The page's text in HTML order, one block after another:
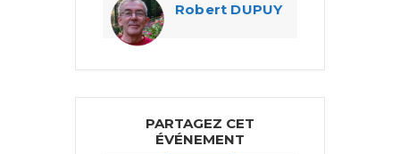
Robert DUPUY
PARTAGEZ CET
ÉVÉNEMENT